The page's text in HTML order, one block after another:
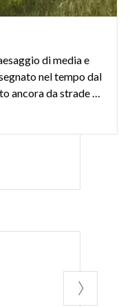
di media e
nel tempo dal
Mincio e dominato ancora da strade campestri, canali e rogge